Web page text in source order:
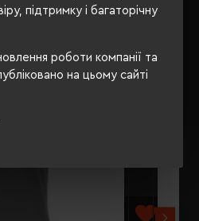
підтримку і багаторічну
роботи компанії та
на цьому сайті